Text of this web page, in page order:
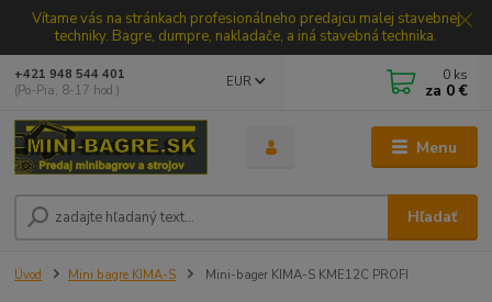
Vítame vás na stránkach profesionálneho predajcu malej stavebnej
techniky. Bagre, dumpre, nakladače, a iná stavebná technika.
Menu
EUR
Hľadať
+421 948 544 401
(Po-Pia, 8-17 hod.)
0 ks
za 0 €
Úvod Mini bagre KIMA-S Mini-bager KIMA-S KME12C PROFI